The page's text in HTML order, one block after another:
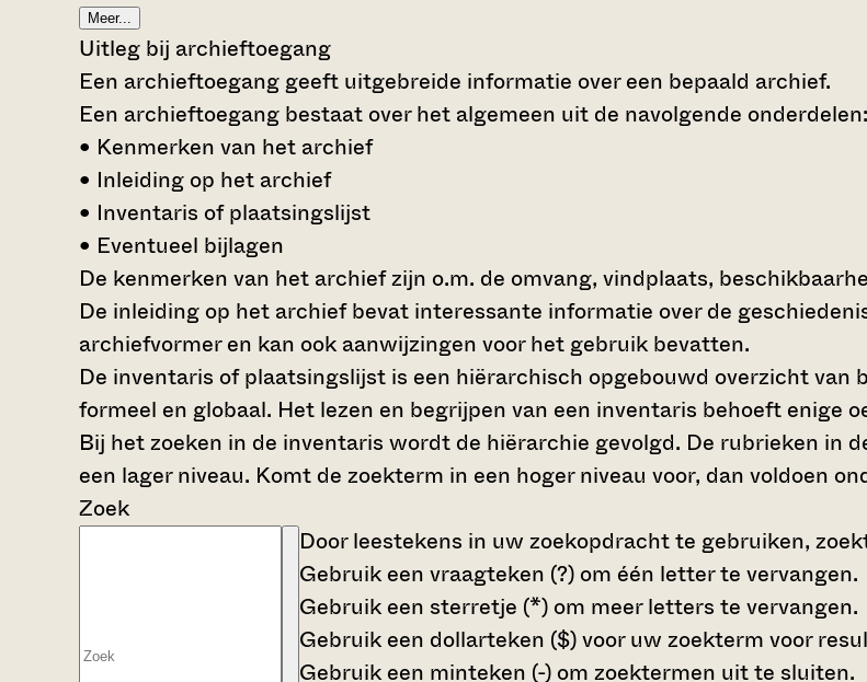
Meer...
Uitleg bij archieftoegang
Een archieftoegang geeft uitgebreide informatie over een bepaald archief.
Een archieftoegang bestaat over het algemeen uit de navolgende onderdelen:
• Kenmerken van het archief
• Inleiding op het archief
• Inventaris of plaatsingslijst
• Eventueel bijlagen
De kenmerken van het archief zijn o.m. de omvang, vindplaats,
De inleiding op het archief bevat interessante informatie over de
archiefvormer en kan ook aanwijzingen voor het gebruik bevatten.
De inventaris of plaatsingslijst is een hiërarchisch opgebouwd overzicht
formeel en globaal. Het lezen en begrijpen van een inventaris behoeft enige
Bij het zoeken in de inventaris wordt de hiërarchie gevolgd. De rubrieken in
een lager niveau. Komt de zoekterm in een hoger niveau voor, dan voldoen
Zoek
Door leestekens in uw zoekopdracht te gebruiken,
Gebruik een vraagteken (?) om één letter te vervangen.
Gebruik een sterretje (*) om meer letters te vervangen.
Gebruik een dollarteken ($)voor uw zoekterm voor
Gebruik een minteken (-) om zoektermen uit te sluiten.